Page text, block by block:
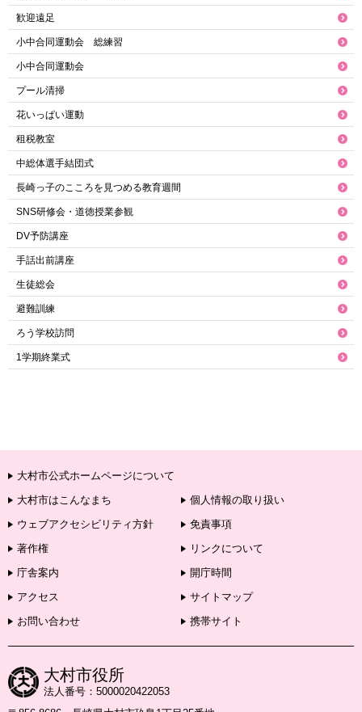
歓迎遠足
小中合同運動会 総練習
小中合同運動会
プール清掃
花いっぱい運動
租税教室
中総体選手結団式
長崎っ子のこころを見つめる教育週間
SNS研修会・道徳授業参観
DV予防講座
手話出前講座
生徒総会
避難訓練
ろう学校訪問
1学期終業式
大村市公式ホームページについて
大村市はこんなまち
個人情報の取り扱い
ウェブアクセシビリティ方針
免責事項
著作権
リンクについて
庁舎案内
開庁時間
アクセス
サイトマップ
お問い合わせ
携帯サイト
大村市役所
法人番号：5000020422053